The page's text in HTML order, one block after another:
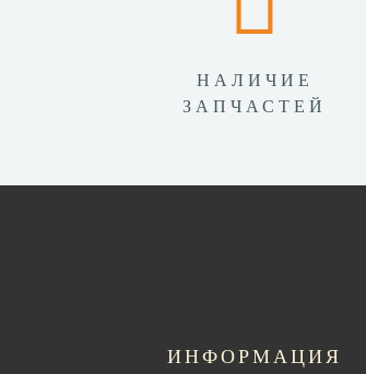
НАЛИЧИЕ
ЗАПЧАСТЕЙ
ИНФОРМАЦИЯ